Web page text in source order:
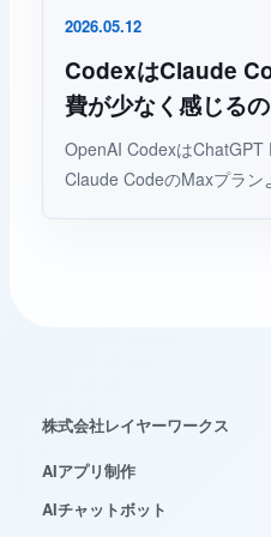
2026.05.12
CodexはClaude
費が少なく感じる
OpenAI CodexはChatGPT
Claude CodeのMaxプラ
株式会社レイヤーワークス
AIアプリ制作
AIチャットボット
レイヤーワークス AIチ
ついて、相談内容の整理をお